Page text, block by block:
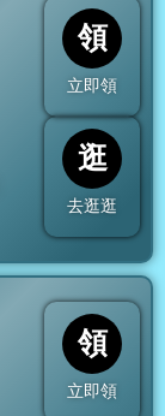
領
立即領
逛
去逛逛
領
立即領